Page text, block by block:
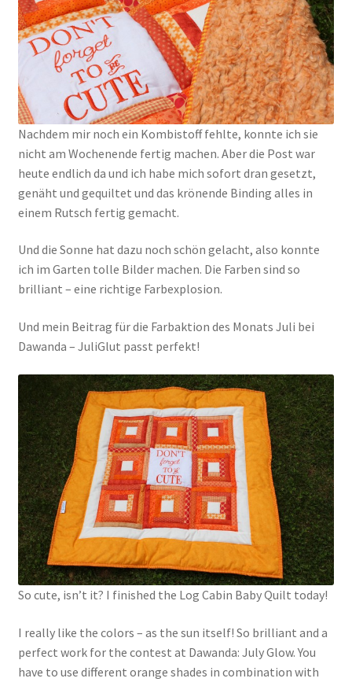
Kasse
Mein Konto
Shop
Versandarten
Warenkorb
Zahlungsarten
Nachdem mir noch ein Kombistoff fehlte, konnte ich sie
nicht am Wochenende fertig machen. Aber die Post war
heute endlich da und ich habe mich sofort dran gesetzt,
genäht und gequiltet und das krönende Binding alles in
einem Rutsch fertig gemacht.
Und die Sonne hat dazu noch schön gelacht, also konnte
ich im Garten tolle Bilder machen. Die Farben sind so
brilliant – eine richtige Farbexplosion.
Und mein Beitrag für die Farbaktion des Monats Juli bei
Dawanda – JuliGlut passt perfekt!
So cute, isn’t it? I finished the Log Cabin Baby Quilt today!
I really like the colors – as the sun itself! So brilliant and a
perfect work for the contest at Dawanda: July Glow. You
have to use different orange shades in combination with